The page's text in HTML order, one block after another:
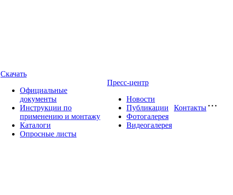
Скачать
Официальные
документы
Инструкции по
применению и монтажу
Каталоги
Опросные листы
Пресс-центр
Новости
Публикации
Фотогалерея
Видеогалерея
Контакты